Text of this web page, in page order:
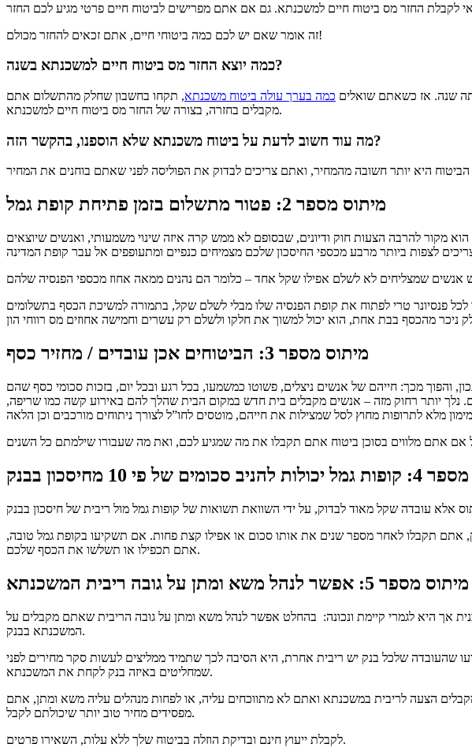
זה אומר שאם יש לכם כמה ביטוחי חיים, אתם זכאים להחזר מכולם!
כמה יוצא החזר מס ביטוח חיים למשכנתא בשנה?
כמה בערך עולה ביטוח משכנתא, תקחו בחשבון שחלק מהתשלום אתם
מקבלים בחזרה, בצורה של החזר מס ביטוח חיים למשכנתא.
מה עוד חשוב לדעת על ביטוח משכנתא שלא הוספנו, בהקשר הזה?
מיתוס מספר 2: פטור מתשלום בזמן פתיחת קופת גמל
מקור להרבה הצעות חוק ודיונים, שבסופם לא ממש קרה איזה שינוי משמעותי, ואנשים שיוצאים
פנסיונר טרי לפתוח את קופת הפנסיה שלו מבלי לשלם שקל, בתמורה למשיכת הכסף בתשלומים
מיתוס מספר 3: הביטוחים אכן עובדים / מחזיר כסף
מכך: חייהם של אנשים ניצלים, פשוטו כמשמעו, בכל רגע ובכל יום, בזכות סכומי כסף שהם
יותר רחוק מזה – אנשים מקבלים בית חדש במקום הבית שהלך להם באירוע קשה כמו שריפה,
סכומים של פי 10 מחיסכון בבנק
אתם תקבלו לאחר מספר שנים את אותו סכום או אפילו קצת פחות. אם תשקיעו בקופת גמל טובה,
אתם תכפילו או תשלשו את הכסף שלכם.
מיתוס מספר 5: אפשר לנהל משא ומתן על גובה ריבית המשכנתא
אך היא לגמרי קיימת ונכונה: בהחלט אפשר לנהל משא ומתן על גובה הריבית שאתם מקבלים על
המשכנתא בבנק.
שהעובדה שלכל בנק יש ריבית אחרת, היא הסיבה לכך שתמיד ממליצים לעשות סקר מחירים לפני
שמחליטים באיזה בנק לקחת את המשכנתא.
הצעה לריבית במשכנתא ואתם לא מתווכחים עליה, או לפחות מנהלים עליה משא ומתן, אתם
מפסידים מחיר טוב יותר שיכולתם לקבל.
לקבלת ייעוץ חינם ובדיקת הוזלה בביטוח שלך ללא עלות, השאירו פרטים.